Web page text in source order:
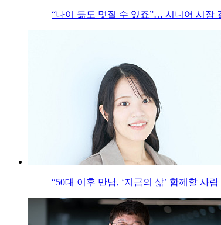
“나이 듦도 멋질 수 있죠”… 시니어 시장
“50대 이후 만남, ‘지금의 삶’ 함께할 사